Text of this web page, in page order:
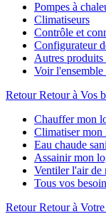
Pompes à
Climatiseurs
Contrôle et
Configurateur
Autres
Voir
Retour Retour à Vos
Chauffer mon
Climatiser mon
Eau chaude
Assainir mon
Ventiler l'air de
Tous vos
Retour Retour à